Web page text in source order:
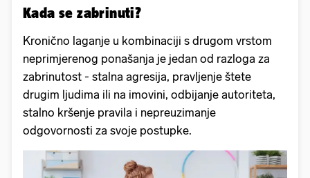
Kada se zabrinuti?
Kronično laganje u kombinaciji s drugom vrstom
neprimjerenog ponašanja je jedan od razloga za
zabrinutost - stalna agresija, pravljenje štete
drugim ljudima ili na imovini, odbijanje autoriteta,
stalno kršenje pravila i nepreuzimanje
odgovornosti za svoje postupke.